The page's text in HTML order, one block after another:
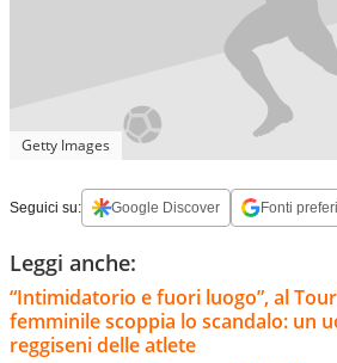
Getty Images
Seguici su: Google Discover Fonti
Leggi anche:
“Intimidatorio e fuori luogo”, al
femminile scoppia lo scandalo: un
reggiseni delle atlete